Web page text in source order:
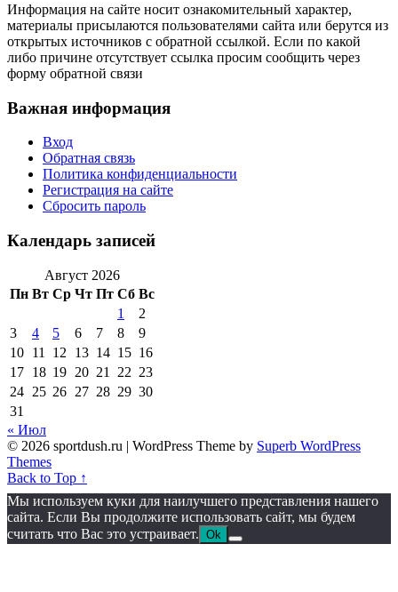
Информация на сайте носит ознакомительный характер,
материалы присылаются пользователями сайта или берутся из
открытых источников с обратной ссылкой. Если по какой
либо причине отсутствует ссылка просим сообщить через
форму обратной связи
Важная информация
Вход
Обратная связь
Политика конфиденциальности
Регистрация на сайте
Сбросить пароль
Календарь записей
Август 2026
Пн Вт Ср Чт Пт Сб Вс
1
2
3
4 5 6 7 8
9
10 11 12 13 14 15 16
17 18 19 20 21 22 23
24 25 26 27 28 29 30
31
« Июл
© 2026 sportdush.ru | WordPress Theme by Superb WordPress
Themes
Back to Top ↑
Мы используем куки для наилучшего представления нашего
сайта. Если Вы продолжите использовать сайт, мы будем
считать что Вас это устраивает. Ok